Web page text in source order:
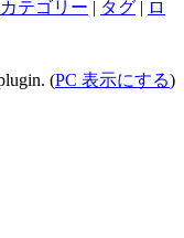
カテゴリー | タグ | ロ
(PC 表示にする)